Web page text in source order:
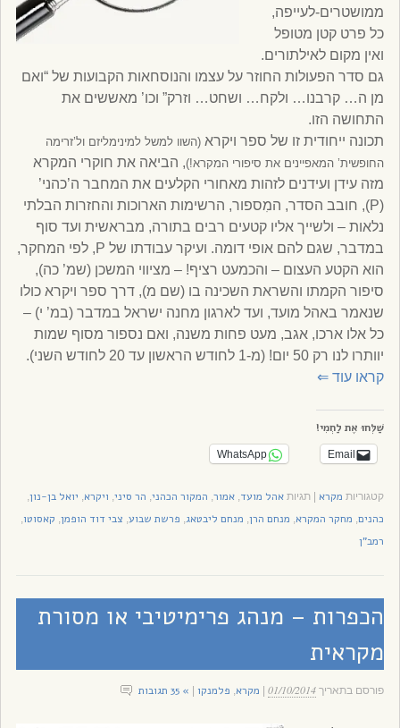
ממושטרים-לעייפה,
כל פרט קטן מטופל
ואין מקום לאילתורים.
גם סדר הפעולות החוזר על עצמו והנוסחאות הקבועות של “ואם
מן ה… קרבנו… ולקח… ושחט… וזרק” וכו’ מאששים את
התחושה הזו.
תכונה ייחודית זו של ספר ויקרא(השוו למשל למינימליזם ול’זרימה
החופשית’ המאפיינים את סיפורי המקרא!), הביאה את חוקרי המקרא
מזה עידן ועידנים לזהות מאחורי הקלעים את המחבר ה’כהני’
(P), חובב הסדר, המִספור, הרשימות הארוכות והחזרות הבלתי
נלאות – ולשייך אליו קטעים רבים בתורה, מבראשית ועד סוף
במדבר, שגם להם אופי דומה. ועיקר עבודתו של P, לפי המחקר,
הוא הקטע העצום – והכמעט רציף! – מציווי המשכן (שמ’ כה),
סיפור הקמתו והשראת השכינה בו (שם מ), דרך ספר ויקרא כולו
שנאמר באהל מועד, ועד לארגון מחנה ישראל במדבר (במ’ י) –
כל אלו ארכו, אגב, מעט פחות משנה, ואם נספור מסוף שמות
יוותרו לנו רק 50 יום! (מ-1 לחודש הראשון עד 20 לחודש השני).
קראו עוד⇐
שַׁלְּחוּ אֶת לַחְמִי!
Email
WhatsApp
קטגוריות מקרא |תגיותאהל מועד,אמור, המקור הכהני, הר סיני, ויקרא, יואל בן-נון,
כהנים, מחקר המקרא, מנחם הרן, מנחם ליבטאג, פרשת שבוע, צבי דוד הופמן, קאסוטו,
רמב"ן
הכפרות – מנהג פרימיטיבי או מסורת
מקראית
פורסם בתאריך01/10/2014 מקרא, פלמנקו » 35 תגובות